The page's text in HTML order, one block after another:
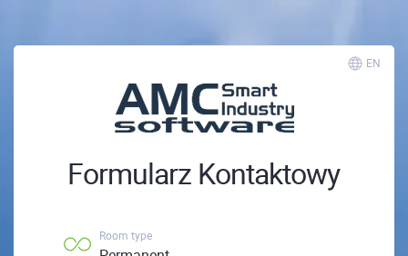
EN
Formularz Kontaktowy
Room type